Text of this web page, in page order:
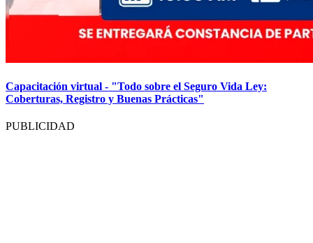
Capacitación virtual - "Todo sobre el Seguro Vida Ley:
Coberturas, Registro y Buenas Prácticas"
PUBLICIDAD